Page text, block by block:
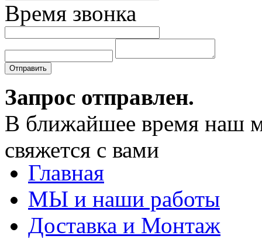
Время звонка
Отправить
Запрос отправлен.
В ближайшее время наш
свяжется с вами
Главная
МЫ и наши работы
Доставка и Монтаж